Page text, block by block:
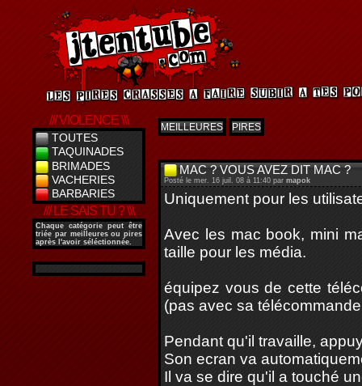
/// VIOLENCE \\\
TOUTES
TAQUINADES
BRIMADES
VACHERIES
BARBARIES
/// LE SAIS TU ? \\\
Chaque catégorie peut être
triée par meilleures ou pires
après l'avoir séléctionnée.
MEILLEURES PIRES
MAC ? VOUS AVEZ DIT MAC ?
Posté le mer. 16 juil. 08 à 11:40 par mapok
Uniquement pour les
Avec les mac book, mini
taille pour les média.
équipez vous de cette
(pas avec sa
Pendant qu'il travaille,
Son ecran va
Il va se dire qu'il a touché